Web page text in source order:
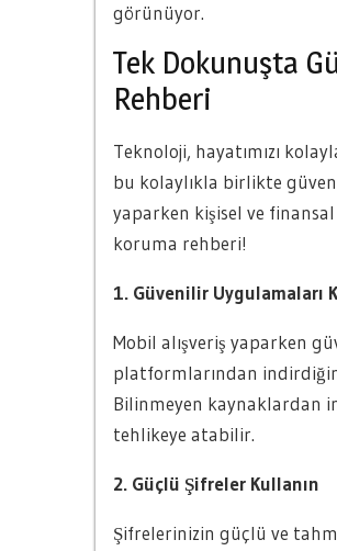
görünüyor.
Tek Dokunuşta
Rehberi
Teknoloji, hayatımızı
bu kolaylıkla birlikte
yaparken kişisel ve
koruma rehberi!
1. Güvenilir Uygulamaları
Mobil alışveriş yaparken
platformlarından
Bilinmeyen kaynaklardan
tehlikeye atabilir.
2. Güçlü Şifreler Kullanın
Şifrelerinizin güçlü ve